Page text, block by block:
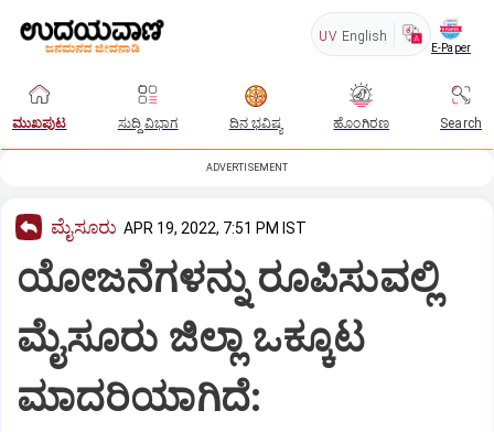
UV English
E-Paper
ಮುಖಪುಟ ಸುದ್ದಿ ವಿಭಾಗ ದಿನ ಭವಿಷ್ಯ ಹೊಂಗಿರಣ Search
ADVERTISEMENT
ಮೈಸೂರು APR 19, 2022, 7:51 PM IST
ಯೋಜನೆಗಳನ್ನು ರೂಪಿಸುವಲ್ಲಿ
ಮೈಸೂರು ಜಿಲ್ಲಾ ಒಕ್ಕೂಟ
ಮಾದರಿಯಾಗಿದೆ: